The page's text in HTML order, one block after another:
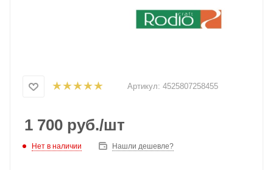
Артикул: 4525807258455
1 700 руб./шт
Нет в наличии Нашли дешевле?